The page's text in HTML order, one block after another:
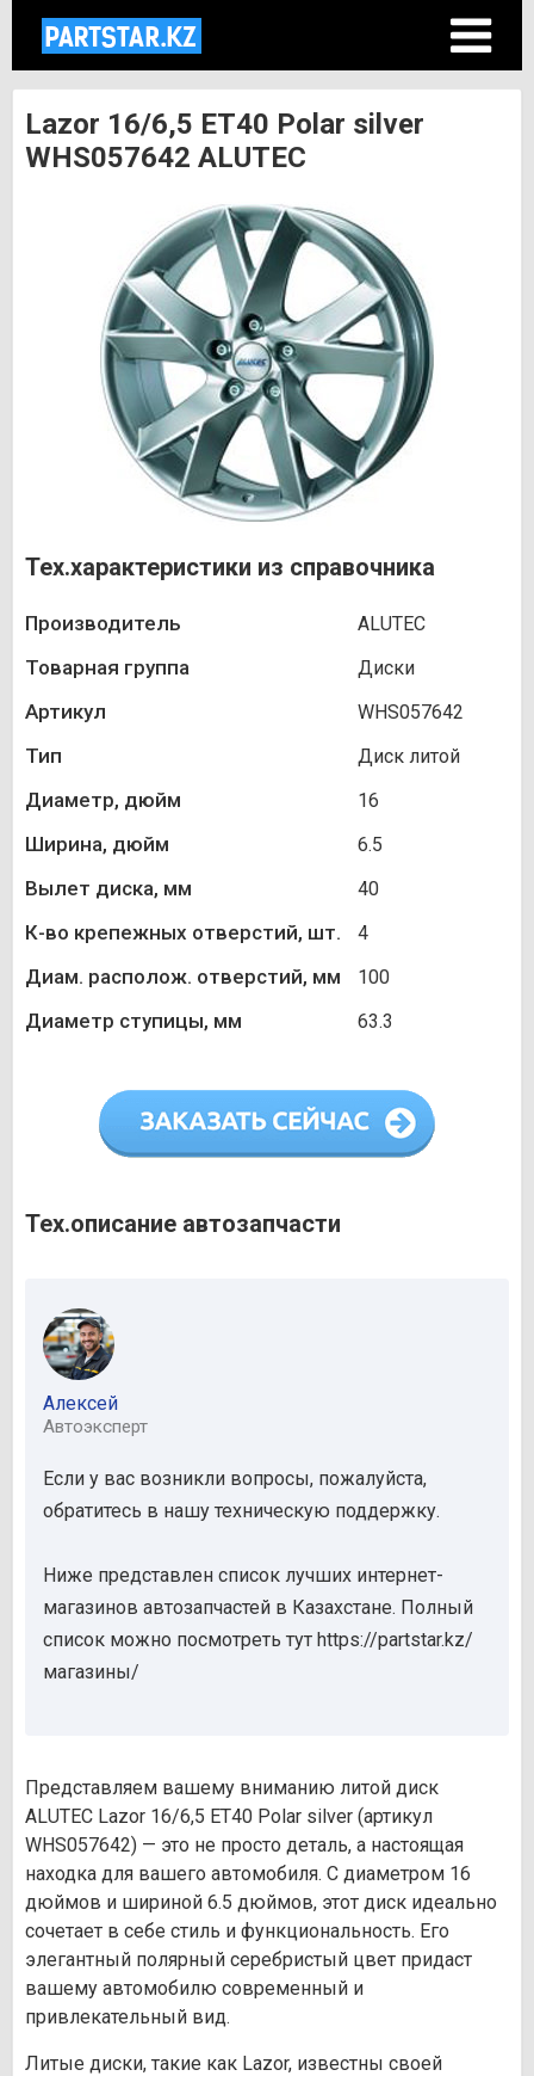
Lazor 16/6,5 ET40 Polar silver
WHS057642 ALUTEC
Тех.характеристики из справочника
Производитель ALUTEC
Товарная группа Диски
Артикул WHS057642
Тип Диск литой
Диаметр, дюйм 16
Ширина, дюйм 6.5
Вылет диска, мм 40
К-во крепежных отверстий, шт. 4
Диам. располож. отверстий, мм 100
Диаметр ступицы, мм 63.3
Тех.описание автозапчасти
Алексей
Автоэксперт
Если у вас возникли вопросы, пожалуйста,
обратитесь в нашу техническую поддержку.
Ниже представлен список лучших интернет-
магазинов автозапчастей в Казахстане. Полный
список можно посмотреть тут https://partstar.kz/
магазины/
Представляем вашему вниманию литой диск
ALUTEC Lazor 16/6,5 ET40 Polar silver (артикул
WHS057642) — это не просто деталь, а настоящая
находка для вашего автомобиля. С диаметром 16
дюймов и шириной 6.5 дюймов, этот диск идеально
сочетает в себе стиль и функциональность. Его
элегантный полярный серебристый цвет придаст
вашему автомобилю современный и
привлекательный вид.
Литые диски, такие как Lazor, известны своей